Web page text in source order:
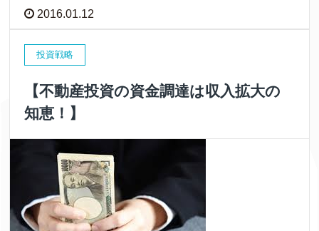
2016.01.12
投資戦略
【不動産投資の資金調達は収入拡大の
知恵！】